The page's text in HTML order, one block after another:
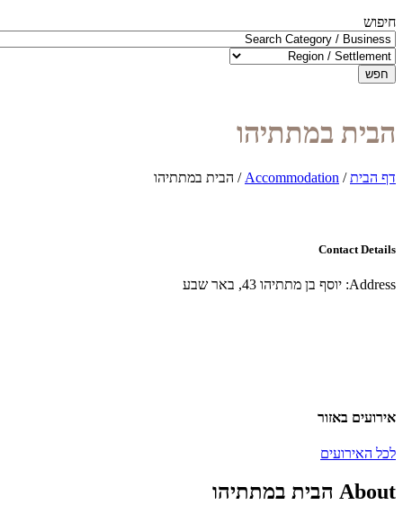
חיפוש
חפש
הבית במתתיהו
דף הבית/
Accommodation
/ הבית במתתיהו
Contact Details
Address: יוסף בן מתתיהו 43, באר שבע
אירועים באזור
לכל האירועים
About הבית במתתיהו